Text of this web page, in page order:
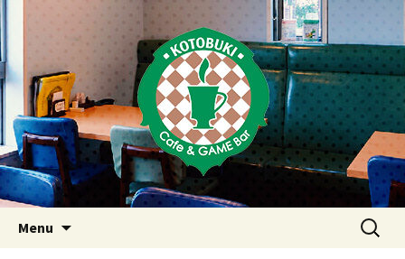
東京・西荻窪・上井草・上石神
井のカフェ＆ゲームバーこと
ぶき
Just another WordPress site
Menu
検
索: